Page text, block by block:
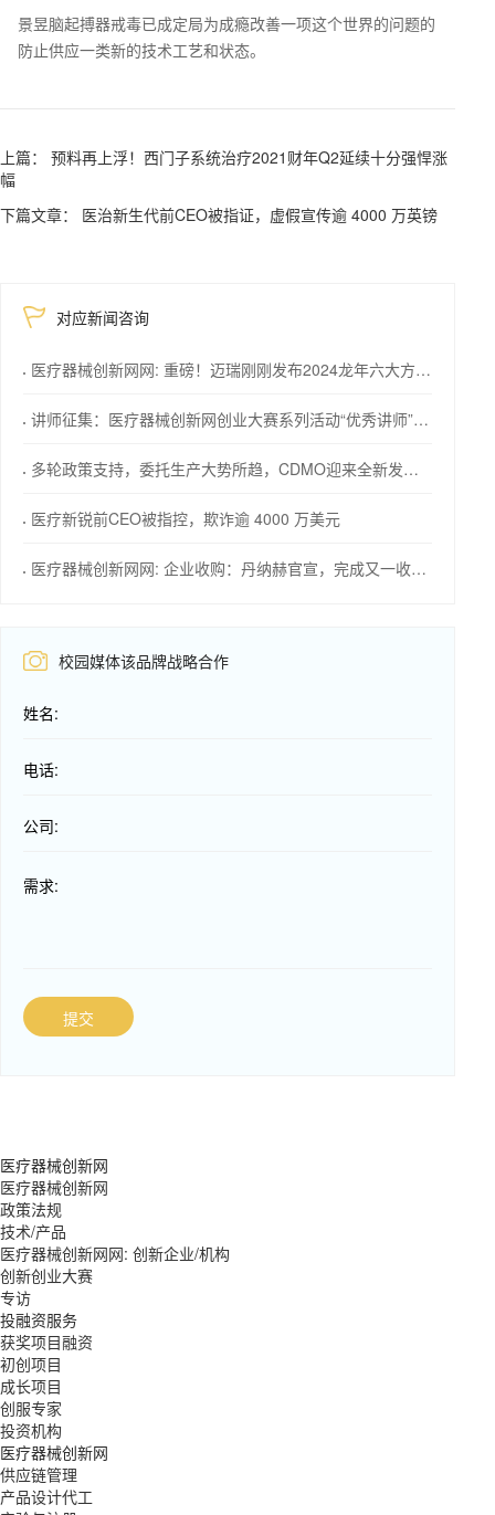
景昱脑起搏器戒毒已成定局为成瘾改善一项这个世界的问题的
防止供应一类新的技术工艺和状态。
上篇： 预料再上浮！西门子系统治疗2021财年Q2延续十分强悍涨
幅
下篇文章： 医治新生代前CEO被指证，虚假宣传逾 4000 万英镑
对应新闻咨询
医疗器械创新网网: 重磅！迈瑞刚刚发布2024龙年六大方略！
讲师征集：医疗器械创新网创业大赛系列活动“优秀讲师”等您来！
多轮政策支持，委托生产大势所趋，CDMO迎来全新发展机会
医疗新锐前CEO被指控，欺诈逾 4000 万美元
医疗器械创新网网: 企业收购：丹纳赫官宣，完成又一收购！
校园媒体该品牌战略合作
姓名:
电话:
公司:
需求:
提交
医疗器械创新网
医疗器械创新网
政策法规
技术/产品
医疗器械创新网网: 创新企业/机构
创新创业大赛
专访
投融资服务
获奖项目融资
初创项目
成长项目
创服专家
投资机构
医疗器械创新网
供应链管理
产品设计代工